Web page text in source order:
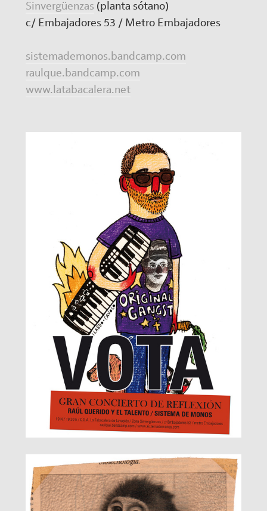
Sinvergüenzas (planta sótano)
c/ Embajadores 53 / Metro Embajadores
sistemademonos.bandcamp.com
raulque.bandcamp.com
www.latabacalera.net